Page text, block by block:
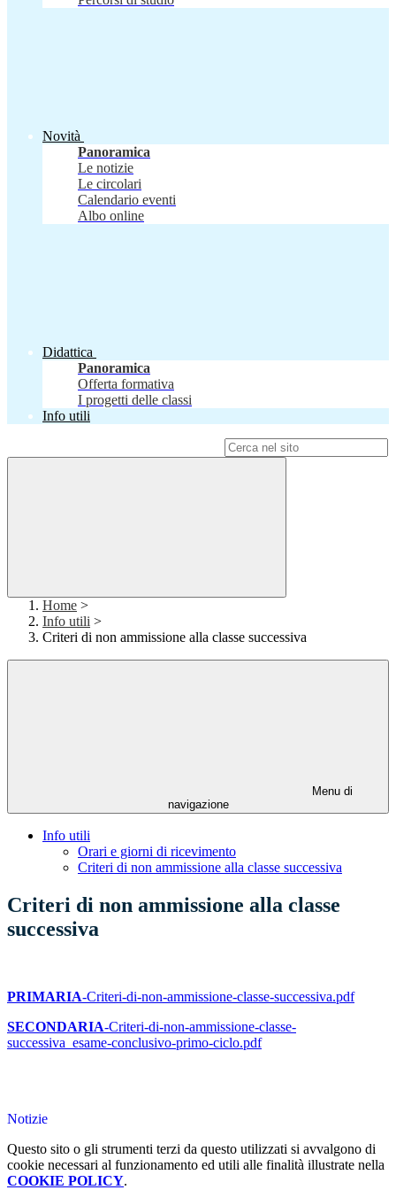
Novità
Panoramica
Le notizie
Le circolari
Calendario eventi
Albo online
Didattica
Panoramica
Offerta formativa
I progetti delle classi
Info utili
Home >
Info utili >
Criteri di non ammissione alla classe successiva
Menu di
navigazione
Info utili
Orari e giorni di ricevimento
Criteri di non ammissione alla classe successiva
Criteri di non ammissione alla classe
successiva
PRIMARIA-Criteri-di-non-ammissione-classe-successiva.pdf
SECONDARIA-Criteri-di-non-ammissione-classe-
successiva_esame-conclusivo-primo-ciclo.pdf
Notizie
Questo sito o gli strumenti terzi da questo utilizzati si avvalgono di
cookie necessari al funzionamento ed utili alle finalità illustrate nella
COOKIE POLICY.